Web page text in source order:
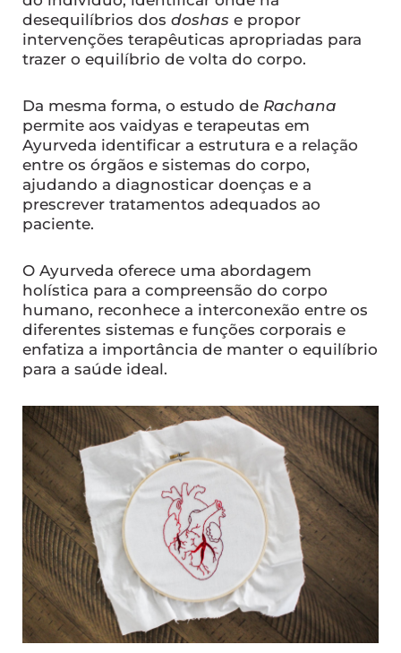
desequilíbrios dos doshas e propor
intervenções terapêuticas apropriadas para
trazer o equilíbrio de volta do corpo.
Da mesma forma, o estudo de Rachana
permite aos vaidyas e terapeutas em
Ayurveda identificar a estrutura e a relação
entre os órgãos e sistemas do corpo,
ajudando a diagnosticar doenças e a
prescrever tratamentos adequados ao
paciente.
O Ayurveda oferece uma abordagem
holística para a compreensão do corpo
humano, reconhece a interconexão entre os
diferentes sistemas e funções corporais e
enfatiza a importância de manter o equilíbrio
para a saúde ideal.